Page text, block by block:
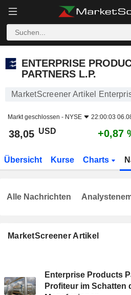
ENTERPRISE
PARTNERS L.P.
MarketScreener Artikel
Markt geschlossen - NYSE 22:00:03
38,05 USD +0,87
Übersicht Kurse Charts
MarketScreener Artikel
Enterprise Products
Profiteur im Schatten
Alle Nachrichten